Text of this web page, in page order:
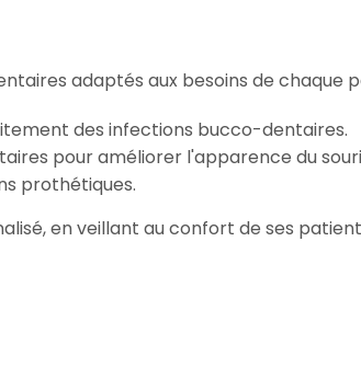
adaptés aux besoins de chaque
des infections bucco-dentaires.
pour améliorer l'apparence du
prothétiques.
en veillant au confort de ses